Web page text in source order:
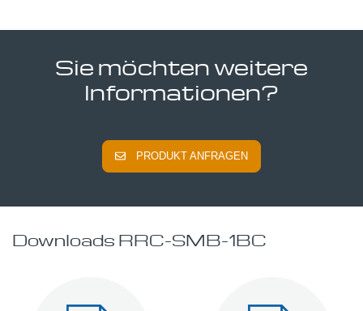
Sie möchten weitere
Informationen?
PRODUKT ANFRAGEN
Downloads RRC-SMB-1BC